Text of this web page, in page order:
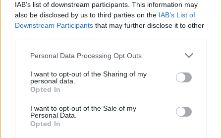
IAB’s list of downstream participants. This information may
also be disclosed by us to third parties on the IAB’s List of
Downstream Participants that may further disclose it to other
Personal Data Processing Opt Outs
I want to opt-out of the Sharing of my
personal data.
Opted In
I want to opt-out of the Sale of my
Personal Data.
Opted In
-*thumbelina*-
Board Administrator
Η Λαχαναγορά ξεχειλίζει με νέες ιστορίες απο τη
Κάθισε μαζί μας, γέλα με τα καμώματα των ζώων σου
και κέρδισε φαρμα-ταστικές ανταμοιβές.